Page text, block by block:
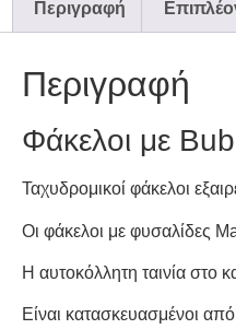
Περιγραφή
Περιγραφή
Φάκελοι με
Ταχυδρομικοί φάκελοι
Οι φάκελοι με φυσαλίδες
Η αυτοκόλλητη ταινία στο
Είναι κατασκευασμένοι